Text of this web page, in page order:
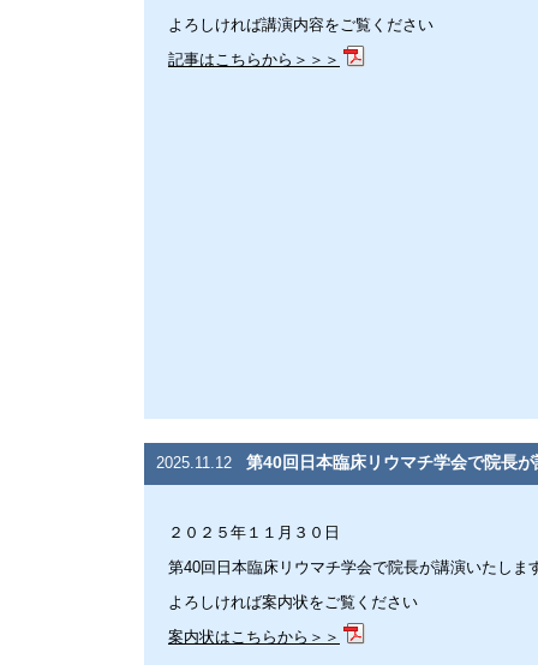
よろしければ講演内容をご覧ください
記事はこちらから＞＞＞
2025.11.12 第40回日本臨床リウマチ学会で院長
２０２５年１１月３０日
第40回日本臨床リウマチ学会で院長が講演いたしま
よろしければ案内状をご覧ください
案内状はこちらから＞＞